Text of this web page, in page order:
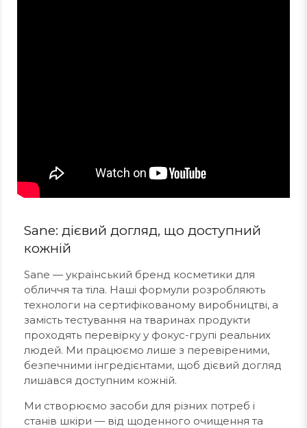
Sane: дієвий догляд, що доступний
кожній
Sane — український бренд косметики для
обличчя та тіла. Наші формули розробляють
технологи на сертифікованому виробництві, а
замість тестування на тваринах продукти
проходять перевірку у фокус-групі реальних
людей. Ми працюємо лише з перевіреними,
безпечними інгредієнтами, щоб дієвий догляд
лишався доступним кожній.
Ми створюємо засоби для різних потреб і
станів шкіри — від щоденного очищення та